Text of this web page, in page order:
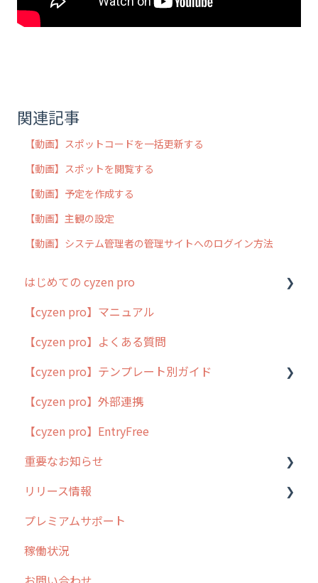
関連記事
【動画】スポットコードを一括更新する
【動画】スポットを閲覧する
【動画】予定を作成する
【動画】主観の設定
【動画】システム管理者の管理サイトへのログイン方法
はじめての cyzen pro
cyzen pro とは？
簡易マニュアル
cyzen proの位置情報取得について
用語集
よくある質問
【cyzen pro】マニュアル
【cyzen pro】よくある質問
【cyzen pro】テンプレート別ガイド
ポスティング
ラウンダー
メンテナンス
外廻り営業
清掃
不動産
【cyzen pro】外部連携
【cyzen pro】EntryFree
重要なお知らせ
過去の重要なお知らせ
障害情報
リリース情報
リリース
2026年のリリース情報
プレミアムサポート
稼働状況